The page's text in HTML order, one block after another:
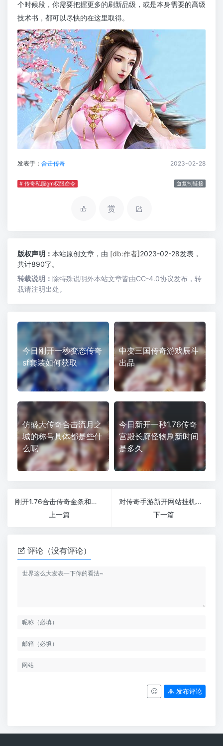
个时候段，你需要把握更多的刷新品级，或是本身需要的高级
技术书，都可以尽快的在这里取得。
发表于： 合击传奇 2023-02-28
# 传奇私服gm权限命令 复制链接
赏
版权声明： 本站原创文章，由 [db:作者]2023-02-28发表，
共计890字。
转载说明： 除特殊说明外本站文章皆由CC-4.0协议发布，转
载请注明出处。
今日刚开一秒变态传奇
sf套装如何获取
中变三国传奇游戏辰斗
出品
仿盛大传奇合击流月之
城的称号具体都是些什
么呢
今日新开一秒1.76传奇
宫殿长廊怪物刷新时间
是多久
刚开1.76合击传奇金条和元宝算卦都应该怎么使用呢
上一篇
对传奇手游新开网站挂机功能的巧妙利用
下一篇
评论（没有评论）
发布评论